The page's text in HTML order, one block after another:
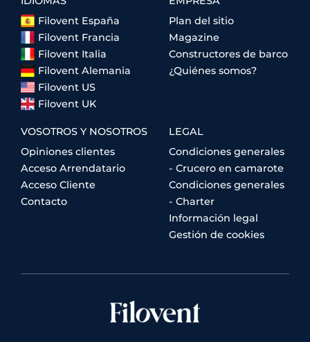
Filovent España
Filovent Francia
Filovent Italia
Filovent Alemania
Filovent US
Filovent UK
Plan del sitio
Magazine
Constructores de barco
¿Quiénes somos?
VOSOTROS Y NOSOTROS
Opiniones clientes
Acceso Arrendatario
Acceso Cliente
Contacto
LEGAL
Condiciones generales
- Crucero en camarote
Condiciones generales
- Charter
Información legal
Gestión de cookies